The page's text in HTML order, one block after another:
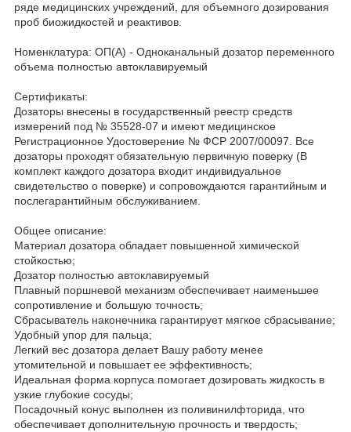
ряде медицинских учреждений, для объемного дозирования
проб биожидкостей и реактивов.
Номенклатура: ОП(А) - Одноканальный дозатор переменного
объема полностью автоклавируемый
Сертификаты:
Дозаторы внесены в государственный реестр средств
измерений под № 35528-07 и имеют медицинское
Регистрационное Удостоверение № ФСР 2007/00097. Все
дозаторы проходят обязательную первичную поверку (В
комплект каждого дозатора входит индивидуальное
свидетельство о поверке) и сопровождаются гарантийным и
послегарантийным обслуживанием.
Общее описание:
Материал дозатора обладает повышенной химической
стойкостью;
Дозатор полностью автоклавируемый
Плавный поршневой механизм обеспечивает наименьшее
сопротивление и большую точность;
Сбрасыватель наконечника гарантирует мягкое сбрасывание;
Удобный упор для пальца;
Легкий вес дозатора делает Вашу работу менее
утомительной и повышает ее эффективность;
Идеальная форма корпуса помогает дозировать жидкость в
узкие глубокие сосуды;
Посадочный конус выполнен из поливинилфторида, что
обеспечивает дополнительную прочность и твердость;